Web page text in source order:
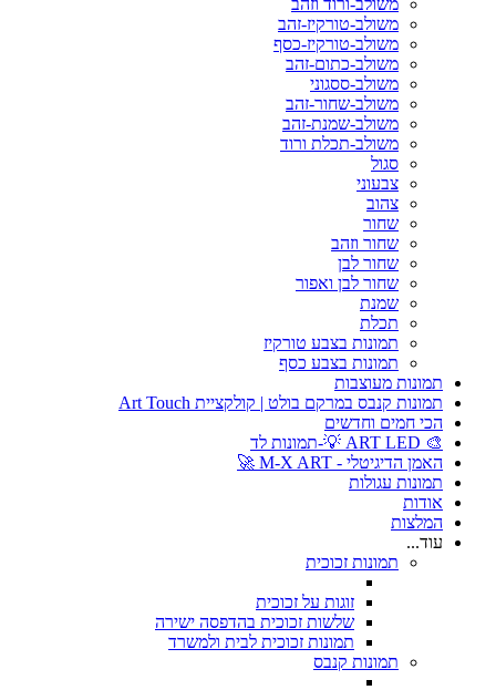
משולב-טורקיז-זהב
משולב-טורקיז-כסף
משולב-כתום-זהב
משולב-ססגוני
משולב-שחור-זהב
משולב-שמנת-זהב
משולב-תכלת ורוד
סגול
צבעוני
צהוב
שחור
שחור וזהב
שחור לבן
שחור לבן ואפור
שמנת
תכלת
תמונות בצבע טורקיז
תמונות בצבע כסף
תמונות מעוצבות
תמונות קנבס במרקם בולט | קולקציית Art Touch
הכי חמים וחדשים
🎨 ART LED 💡-תמונות לד
האמן הדיגיטלי - M-X ART 🚀
תמונות עגולות
אודות
המלצות
עוד...
תמונות זכוכית
זוגות על זכוכית
שלשות זכוכית בהדפסה ישירה
תמונות זכוכית לבית ולמשרד
תמונות קנבס